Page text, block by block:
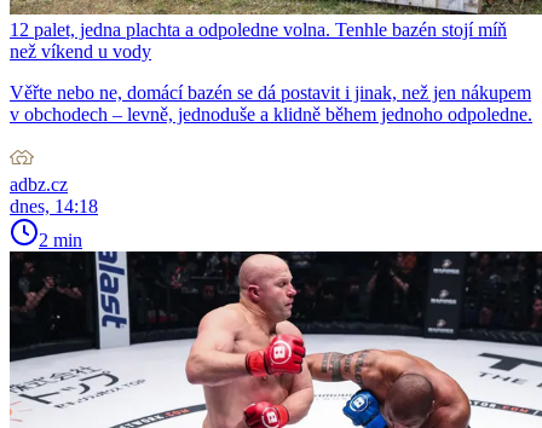
12 palet, jedna plachta a odpoledne volna. Tenhle bazén stojí míň
než víkend u vody
Věřte nebo ne, domácí bazén se dá postavit i jinak, než jen nákupem
v obchodech – levně, jednoduše a klidně během jednoho odpoledne.
adbz.cz
dnes, 14:18
2 min